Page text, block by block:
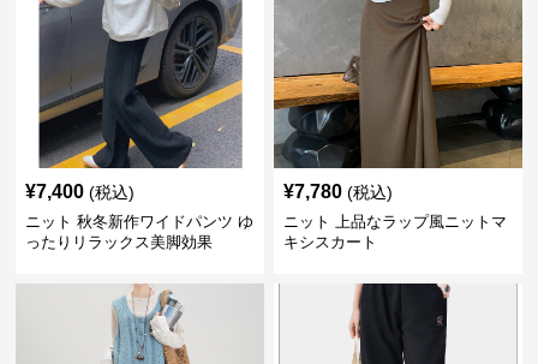
¥7,400 (税込)
ニット 秋冬新作ワイドパンツ ゆ
ったりリラックス美脚効果
¥7,780 (税込)
ニット 上品なラップ風ニットマ
キシスカート